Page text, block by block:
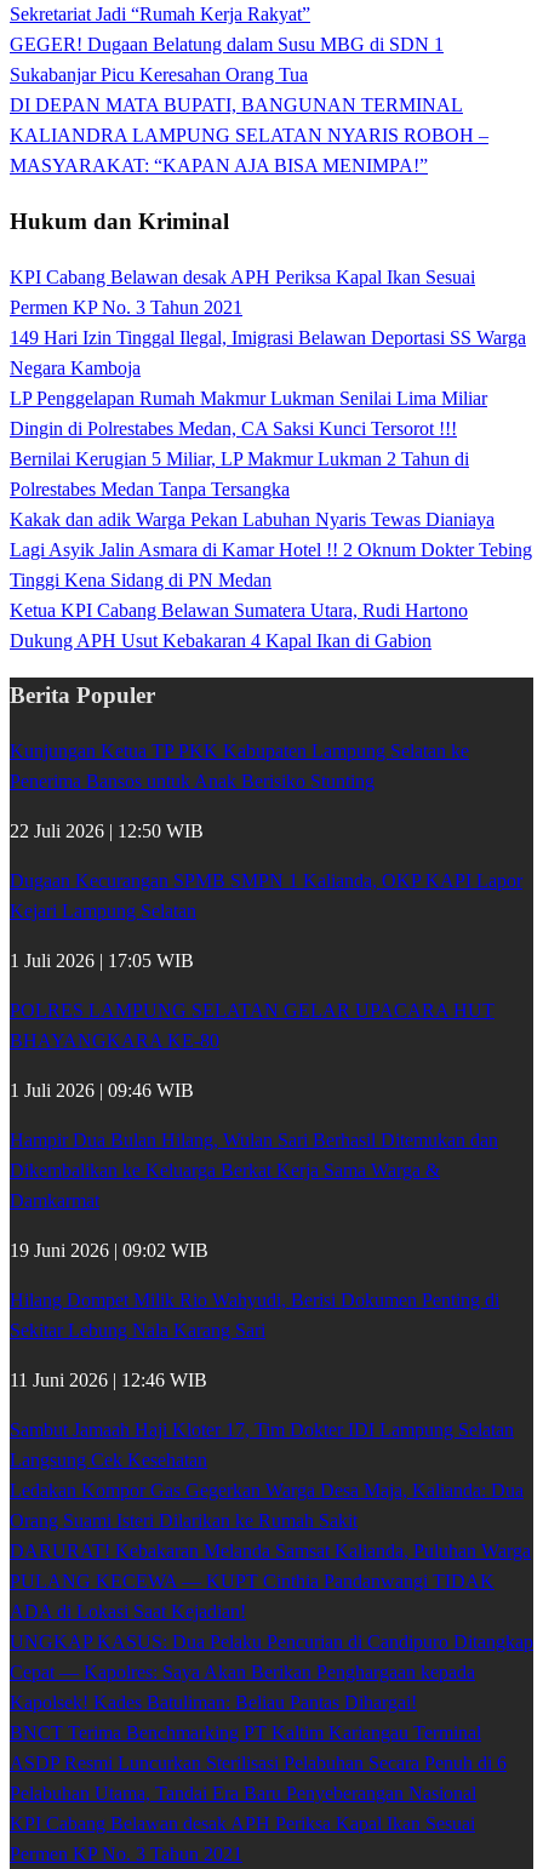
Sekretariat Jadi “Rumah Kerja Rakyat”
GEGER! Dugaan Belatung dalam Susu MBG di SDN 1
Sukabanjar Picu Keresahan Orang Tua
DI DEPAN MATA BUPATI, BANGUNAN TERMINAL
KALIANDRA LAMPUNG SELATAN NYARIS ROBOH –
MASYARAKAT: “KAPAN AJA BISA MENIMPA!”
Hukum dan Kriminal
KPI Cabang Belawan desak APH Periksa Kapal Ikan Sesuai
Permen KP No. 3 Tahun 2021
149 Hari Izin Tinggal Ilegal, Imigrasi Belawan Deportasi SS Warga
Negara Kamboja
LP Penggelapan Rumah Makmur Lukman Senilai Lima Miliar
Dingin di Polrestabes Medan, CA Saksi Kunci Tersorot !!!
Bernilai Kerugian 5 Miliar, LP Makmur Lukman 2 Tahun di
Polrestabes Medan Tanpa Tersangka
Kakak dan adik Warga Pekan Labuhan Nyaris Tewas Dianiaya
Lagi Asyik Jalin Asmara di Kamar Hotel !! 2 Oknum Dokter Tebing
Tinggi Kena Sidang di PN Medan
Ketua KPI Cabang Belawan Sumatera Utara, Rudi Hartono
Dukung APH Usut Kebakaran 4 Kapal Ikan di Gabion
Berita Populer
Kunjungan Ketua TP PKK Kabupaten Lampung Selatan ke
Penerima Bansos untuk Anak Berisiko Stunting
22 Juli 2026 | 12:50 WIB
Dugaan Kecurangan SPMB SMPN 1 Kalianda, OKP KAPI Lapor
Kejari Lampung Selatan
1 Juli 2026 | 17:05 WIB
POLRES LAMPUNG SELATAN GELAR UPACARA HUT
BHAYANGKARA KE-80
1 Juli 2026 | 09:46 WIB
Hampir Dua Bulan Hilang, Wulan Sari Berhasil Ditemukan dan
Dikembalikan ke Keluarga Berkat Kerja Sama Warga &
Damkarmat
19 Juni 2026 | 09:02 WIB
Hilang Dompet Milik Rio Wahyudi, Berisi Dokumen Penting di
Sekitar Lebung Nala Karang Sari
11 Juni 2026 | 12:46 WIB
Sambut Jamaah Haji Kloter 17, Tim Dokter IDI Lampung Selatan
Langsung Cek Kesehatan
Ledakan Kompor Gas Gegerkan Warga Desa Maja, Kalianda: Dua
Orang Suami Isteri Dilarikan ke Rumah Sakit
DARURAT! Kebakaran Melanda Samsat Kalianda, Puluhan Warga
PULANG KECEWA — KUPT Cinthia Pandanwangi TIDAK
ADA di Lokasi Saat Kejadian!
UNGKAP KASUS: Dua Pelaku Pencurian di Candipuro Ditangkap
Cepat — Kapolres: Saya Akan Berikan Penghargaan kepada
Kapolsek! Kades Batuliman: Beliau Pantas Dihargai!
BNCT Terima Benchmarking PT Kaltim Kariangau Terminal
ASDP Resmi Luncurkan Sterilisasi Pelabuhan Secara Penuh di 6
Pelabuhan Utama, Tandai Era Baru Penyeberangan Nasional
KPI Cabang Belawan desak APH Periksa Kapal Ikan Sesuai
Permen KP No. 3 Tahun 2021